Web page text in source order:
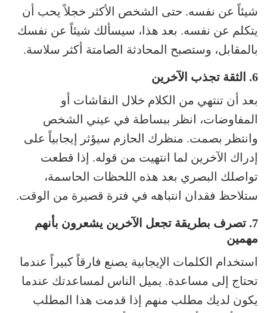
شيئاً عن نفسه. حتى الشخص الأكثر خجلاً يحب أن
يتكلم عن نفسه. بعد هذا، سيسألك شيئاً عن نفسك
بالمقابل، وستصبح المحادثة الصامتة أكثر سلاسة.
6. الثقة تجذب الآخرين
بعد أن تنتهي من الكلام خلال النقاشات أو
المفاوضات، انظر ببساطة في عيني الشخص
وانتظر بصمت. منظرك الحازم سيؤثر إيجابياً على
إدراك الآخرين لما انتهيت من قوله. إذا قطعت
تواصلك البصري بعد هذه اللحظات الحاسمة،
ستلاحظ فقدان انتباهه في فترة قصيرة من الوقت.
7. تصرف بطريقة تجعل الآخرين يشعرون بأنهم
مهمين
استخدام الكلمات الإيجابية يصنع فارقاً كبيراً عندما
تحتاج إلى مساعدة. يميل الناس لمساعدتك عندما
يكون لديك مطلب منهم إذا قدمت هذا المطلب